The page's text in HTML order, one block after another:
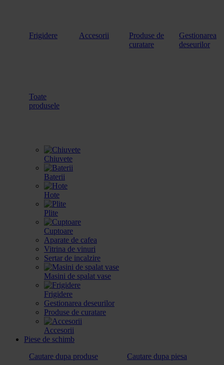
Frigidere Accesorii
Produse de
curatare
Gestionarea
deseurilor
Toate
produsele
Chiuvete
Baterii
Hote
Plite
Cuptoare
Aparate de cafea
Vitrina de vinuri
Sertar de incalzire
Masini de spalat vase
Frigidere
Gestionarea deseurilor
Produse de curatare
Accesorii
Piese de schimb
Cautare dupa produse
Cautare dupa piesa